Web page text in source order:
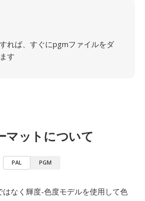
れば、すぐにpgmファイルをダ
す
マットについて
PAL PGM
はなく輝度-色度モデルを使用して色